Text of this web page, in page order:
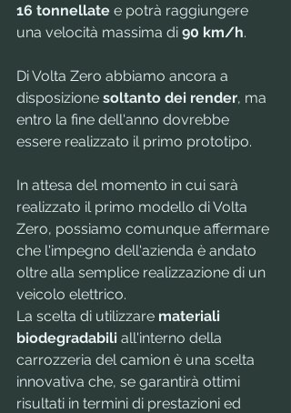
16 tonnellate e potrà raggiungere
una velocità massima di 90 km/h.
Di Volta Zero abbiamo ancora a
disposizione soltanto dei render, ma
entro la fine dell'anno dovrebbe
essere realizzato il primo prototipo.
In attesa del momento in cui sarà
realizzato il primo modello di Volta
Zero, possiamo comunque affermare
che l'impegno dell'azienda è andato
oltre alla semplice realizzazione di un
veicolo elettrico.
La scelta di utilizzare materiali
biodegradabili all'interno della
carrozzeria del camion è una scelta
innovativa che, se garantirà ottimi
risultati in termini di prestazioni ed